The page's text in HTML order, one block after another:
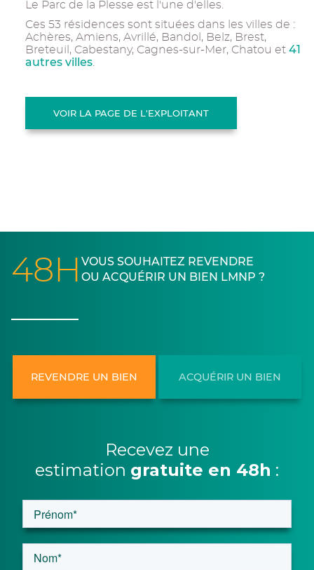
Le Parc de la Plesse est l'une d'elles.
Ces 53 résidences sont situées dans les villes de :
Achères, Amiens, Avrillé, Bandol, Belz, Brest,
Breteuil, Cabestany, Cagnes-sur-Mer, Chatou et 41
autres villes.
VOIR LA PAGE DE L'EXPLOITANT
48H VOUS SOUHAITEZ REVENDRE
OU ACQUÉRIR UN BIEN LMNP ?
REVENDRE UN BIEN ACQUÉRIR UN BIEN